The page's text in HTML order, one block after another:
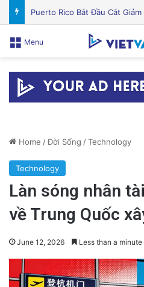
Menu
Home /Đời Sống /Technology
Technology
Làn sóng nhân
về Trung Quốc
June 12, 2026 Less than a minute